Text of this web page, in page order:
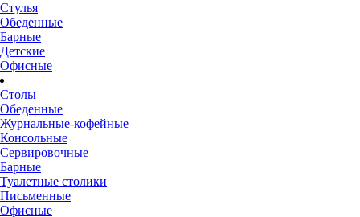
Стулья
Обеденные
Барные
Детские
Офисные
Столы
Обеденные
Журнальные-кофейные
Консольные
Сервировочные
Барные
Туалетные столики
Письменные
Офисные